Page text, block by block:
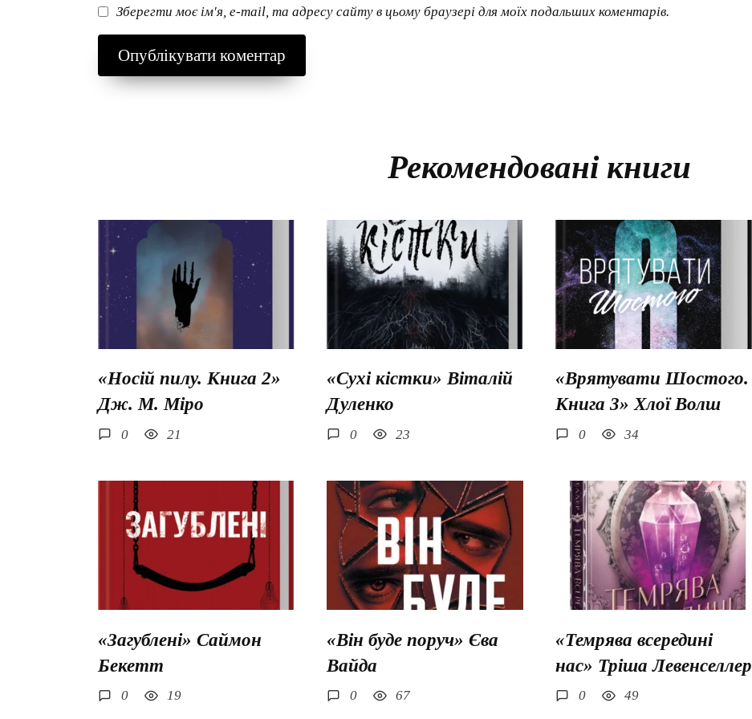
Зберегти моє ім'я, e-mail, та адресу сайту в цьому браузері для моїх подальших коментарів.
Рекомендовані книги
«Носій пилу. Книга 2»
Дж. М. Міро
0 21
«Сухі кістки» Віталій
Дуленко
0 23
«Врятувати Шостого.
Книга 3» Хлої Волш
0 34
«Загублені» Саймон
Бекетт
0 19
«Він буде поруч» Єва
Вайда
0 67
«Темрява всередині
нас» Тріша Левенселлер
0 49